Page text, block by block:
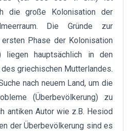
die große Kolonisation der
Die Gründe zur
Phase der Kolonisation
liegen hauptsächlich in den
griechischen Mutterlandes.
nach neuem Land, um die
(Überbevölkerung) zu
antiken Autor wie z.B. Hesiod
der Überbevölkerung sind es